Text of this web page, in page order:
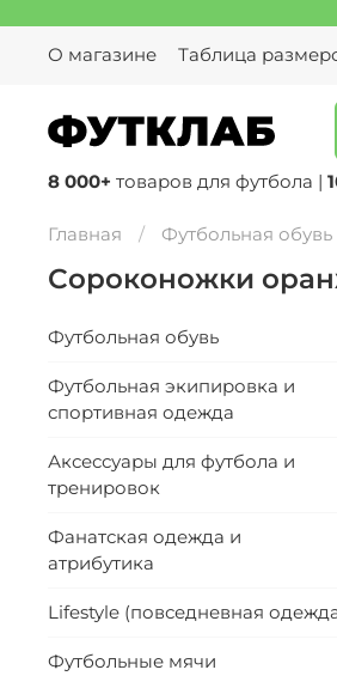
О магазине
Таблица
8 000+ товаров для футбола |
Главная Футбольная обувь
Сороконожки
Футбольная обувь
Футбольная экипировка и
спортивная одежда
Аксессуары для футбола и
тренировок
Фанатская одежда и
атрибутика
Lifestyle (повседневная
Футбольные мячи